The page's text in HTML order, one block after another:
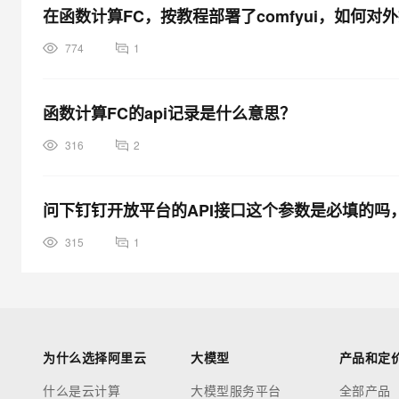
在函数计算FC，按教程部署了comfyui，如何对
774 1
函数计算FC的api记录是什么意思？
316 2
问下钉钉开放平台的API接口这个参数是必填的
315 1
为什么选择阿里云
什么是云计算
大模型
大模型服务平台
产品和定
全部产品